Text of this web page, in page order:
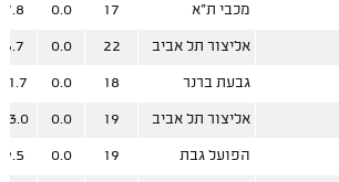
מכבי ת"א 17
0.0
7.8
אליצור תל אביב 22
0.0
6.7
גבעת ברנר 18
0.0
11.7
אליצור תל אביב 19
0.0
13.0
הפועל גבת 19
0.0
9.5